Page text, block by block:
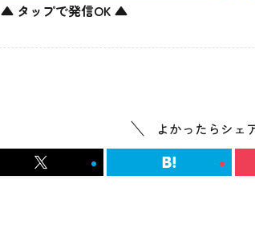
▲ タップで発信OK ▲
よかったらシェ